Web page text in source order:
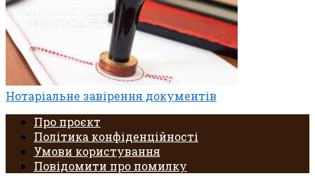
Нотаріальне завірення документів
Про проєкт
Політика конфіденційності
Умови користування
Повідомити про помилку